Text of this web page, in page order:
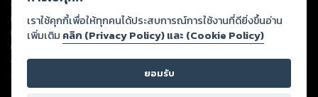
ต่อผลงานหรือเนื้อหาใดที่อัปโหลดผ่านเว็บไซต์และปรากฏว่าละเมิดสิทธิใน
ทรัพย์สินทางปัญญาของบุคคลอื่นหรือขัดต่อกฎหมายและศีลธรรม ดังนั้น ผู้อ่าน
ทุกท่านโปรดใช้วิจารณญาณในการกลั่นกรองด้วยตนเอง และหากท่านพบว่าส่วน
หนึ่งส่วนใดขัดต่อกฎหมายและศีลธรรม กรุณาแจ้งมายังบริษัท เพื่อทีมงานจะได้
ดำเนินการในทันที ทั้งนี้ ทางสตอรี่ล็อกขอสงวนลิขสิทธิ์ตามพระราชบัญญัติ
ลิขสิทธิ์ พ.ศ. 2537 (ฉบับล่าสุด)
เราใช้คุกกี้เพื่อให้ทุกคนได้ประสบการณ์การใช้งานที่ดียิ่งขึ้นอ่าน
เพิ่มเติม คลิก (Privacy Policy) และ (Cookie Policy)
ยอมรับ